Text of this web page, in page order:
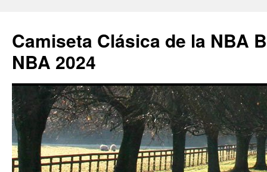
Camiseta Clásica de la NBA
NBA 2024